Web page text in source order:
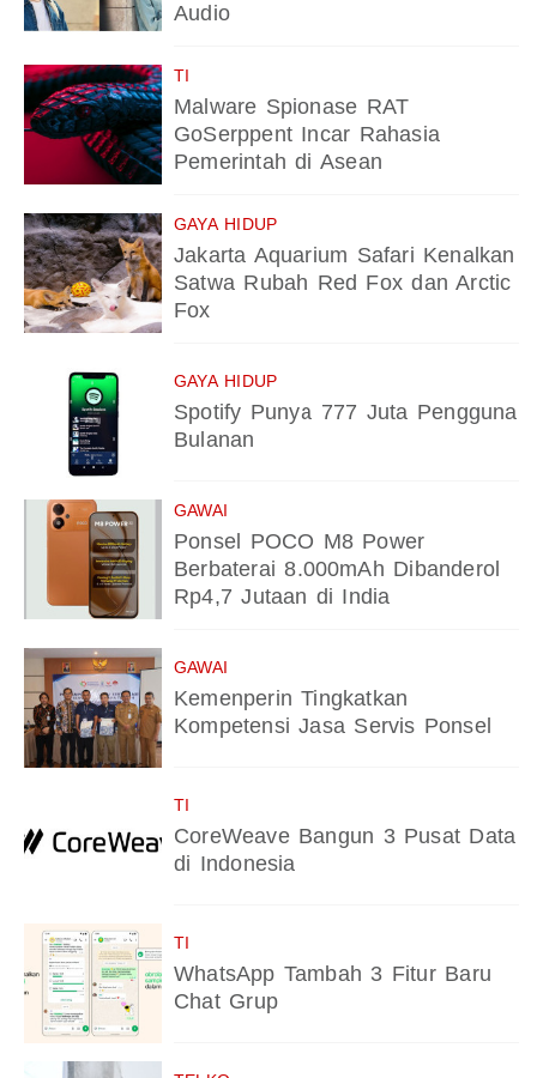
Audio
TI
Malware Spionase RAT
GoSerppent Incar Rahasia
Pemerintah di Asean
GAYA HIDUP
Jakarta Aquarium Safari Kenalkan
Satwa Rubah Red Fox dan Arctic
Fox
GAYA HIDUP
Spotify Punya 777 Juta Pengguna
Bulanan
GAWAI
Ponsel POCO M8 Power
Berbaterai 8.000mAh Dibanderol
Rp4,7 Jutaan di India
GAWAI
Kemenperin Tingkatkan
Kompetensi Jasa Servis Ponsel
TI
CoreWeave Bangun 3 Pusat Data
di Indonesia
TI
WhatsApp Tambah 3 Fitur Baru
Chat Grup